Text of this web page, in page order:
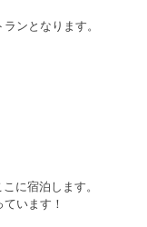
ンとなります。
に宿泊します。
います！